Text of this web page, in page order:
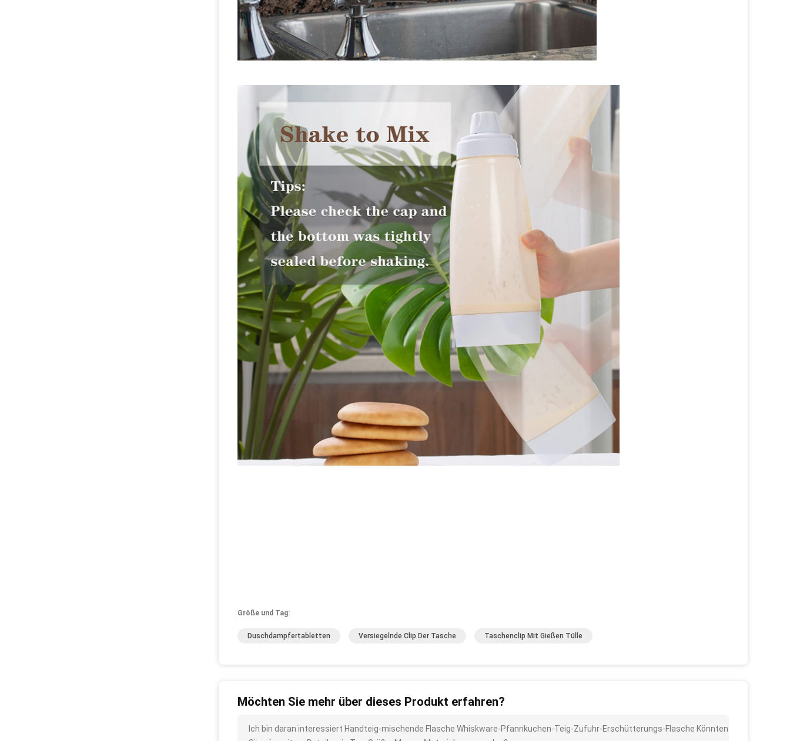
Größe und Tag:
Duschdampfertabletten Versiegelnde Clip Der Tasche Taschenclip Mit Gießen Tülle
Möchten Sie mehr über dieses Produkt erfahren?
Ich bin daran interessiert Handteig-mischende Flasche Whiskware-Pfannkuchen-Teig-Zufuhr-Erschütterungs-Flasche Könnten